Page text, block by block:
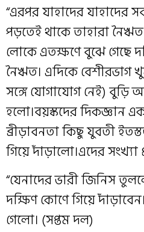
“এরপর যাহাদের যাহাদের
পড়তেই থাকে তাহারা
লোকে এতক্ষণে বুঝে গেছে
নৈঋত। এদিকে বেশীরভাগ
সঙ্গে যোগাযোগ নেই) বুড়ি
হলো।বয়স্কদের দিকজ্ঞান
ব্রীড়াবনতা কিছু যুবতী
গিয়ে দাঁড়ালো।এদের সংখ্যা
“যেনাদের ভারী জিনিস
দক্ষিণ কোণে গিয়ে
গেলো। (সপ্তম দল)